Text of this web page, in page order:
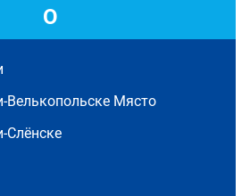
О
Велькопольске Място
Слёнске